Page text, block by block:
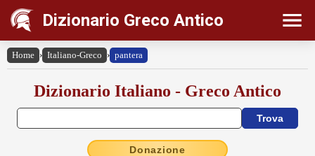
Dizionario Greco Antico
Home › Italiano-Greco › pantera
Dizionario Italiano - Greco Antico
Donazione